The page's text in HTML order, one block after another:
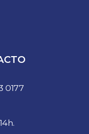
0177